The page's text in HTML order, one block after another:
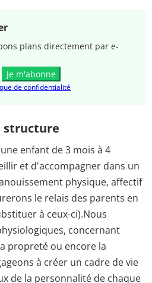
plans directement par e-
Je m'abonne
de confidentialité
structure
enfant de 3 mois à 4
et d'accompagner dans un
physique, affectif
le relais des parents en
à ceux-ci).Nous
concernant
propreté ou encore la
à créer un cadre de vie
de la personnalité de chaque